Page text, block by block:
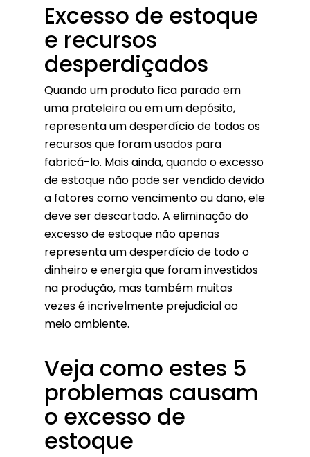
Excesso de estoque
e recursos
desperdiçados
Quando um produto fica parado em
uma prateleira ou em um depósito,
representa um desperdício de todos os
recursos que foram usados ​​para
fabricá-lo. Mais ainda, quando o excesso
de estoque não pode ser vendido devido
a fatores como vencimento ou dano, ele
deve ser descartado. A eliminação do
excesso de estoque não apenas
representa um desperdício de todo o
dinheiro e energia que foram investidos
na produção, mas também muitas
vezes é incrivelmente prejudicial ao
meio ambiente.
Veja como estes 5
problemas causam
o excesso de
estoque